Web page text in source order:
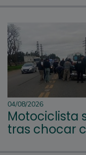
04/08/2026
Motociclista
tras chocar